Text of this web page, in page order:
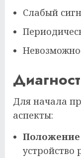
Слабый
Для начала
аспекты:
Положение
устройство